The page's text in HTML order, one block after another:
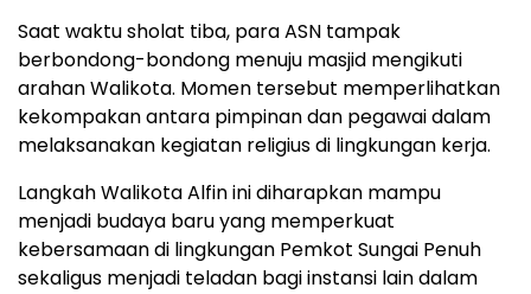
Saat waktu sholat tiba, para ASN tampak
berbondong-bondong menuju masjid mengikuti
arahan Walikota. Momen tersebut memperlihatkan
kekompakan antara pimpinan dan pegawai dalam
melaksanakan kegiatan religius di lingkungan kerja.
Langkah Walikota Alfin ini diharapkan mampu
menjadi budaya baru yang memperkuat
kebersamaan di lingkungan Pemkot Sungai Penuh
sekaligus menjadi teladan bagi instansi lain dalam